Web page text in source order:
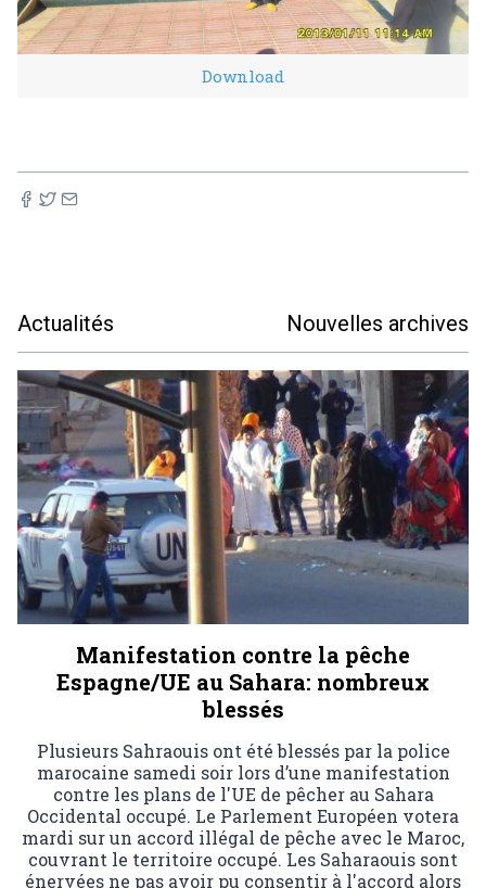
Download
Actualités Nouvelles archives
Manifestation contre la pêche
Espagne/UE au Sahara: nombreux
blessés
Plusieurs Sahraouis ont été blessés par la police
marocaine samedi soir lors d’une manifestation
contre les plans de l'UE de pêcher au Sahara
Occidental occupé. Le Parlement Européen votera
mardi sur un accord illégal de pêche avec le Maroc,
couvrant le territoire occupé. Les Saharaouis sont
énervées ne pas avoir pu consentir à l'accord alors